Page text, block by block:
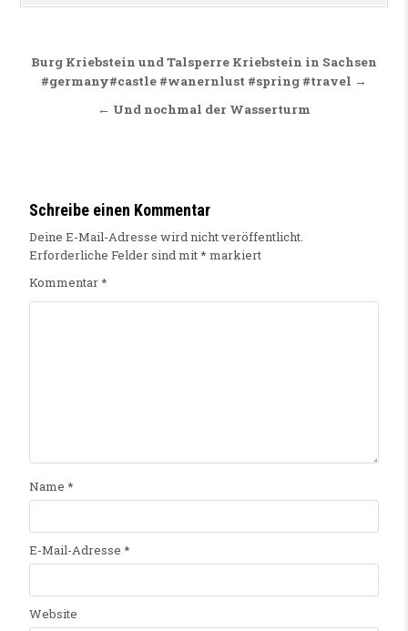
Beitragsnavigation
Burg Kriebstein und Talsperre Kriebstein in Sachsen
#germany#castle #wanernlust #spring #travel →
← Und nochmal der Wasserturm
Schreibe einen Kommentar
Deine E-Mail-Adresse wird nicht veröffentlicht.
Erforderliche Felder sind mit* markiert
Kommentar*
Name *
E-Mail-Adresse *
Website